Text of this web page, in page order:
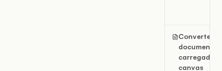
Converter
documento
carregado
canvas